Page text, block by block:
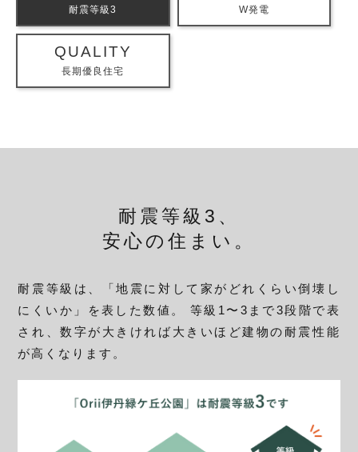
耐震等級3 W発電
QUALITY
長期優良住宅
耐震等級3、
安心の住まい。
耐震等級は、「地震に対して家がどれくらい倒壊し
にくいか」を表した数値。
等級1〜3まで3段階で表
され、数字が大きければ大きいほど建物の耐震性能
が高くなります。